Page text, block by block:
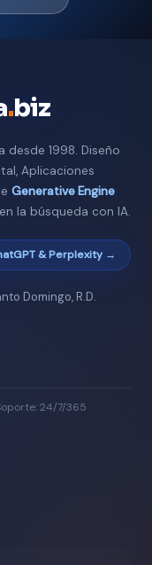
.biz
1998. Diseño
Aplicaciones
Generative Engine
la búsqueda con IA.
& Perplexity →
Domingo, R.D.
24/7/365